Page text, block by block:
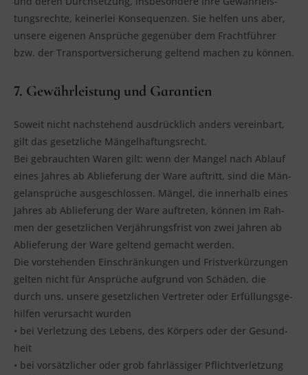
tungs­rech­te, kei­ner­lei Kon­se­quen­zen. Sie hel­fen uns aber,
unse­re eige­nen Ansprü­che gegen­über dem Fracht­füh­rer
bzw. der Trans­port­ver­si­che­rung gel­tend machen zu können.
7. Gewährleistung und Garantien
Soweit nicht nach­ste­hend aus­drück­lich anders ver­ein­bart,
gilt das gesetz­li­che Män­gel­haf­tungs­recht.
Bei gebrauch­ten Waren gilt: wenn der Man­gel nach Ablauf
eines Jah­res ab Ablie­fe­rung der Ware auf­tritt, sind die Män­
gel­an­sprü­che aus­ge­schlos­sen. Män­gel, die inner­halb eines
Jah­res ab Ablie­fe­rung der Ware auf­tre­ten, kön­nen im Rah­
men der gesetz­li­chen Ver­jäh­rungs­frist von zwei Jah­ren ab
Ablie­fe­rung der Ware gel­tend gemacht wer­den.
Die vor­ste­hen­den Ein­schrän­kun­gen und Frist­ver­kür­zun­gen
gel­ten nicht für Ansprü­che auf­grund von Schä­den, die
durch uns, unse­re gesetz­li­chen Ver­tre­ter oder Erfül­lungs­ge­
hil­fen ver­ur­sacht wur­den
• bei Ver­let­zung des Lebens, des Kör­pers oder der Gesund­
heit
• bei vor­sätz­li­cher oder grob fahr­läs­si­ger Pflicht­ver­let­zung